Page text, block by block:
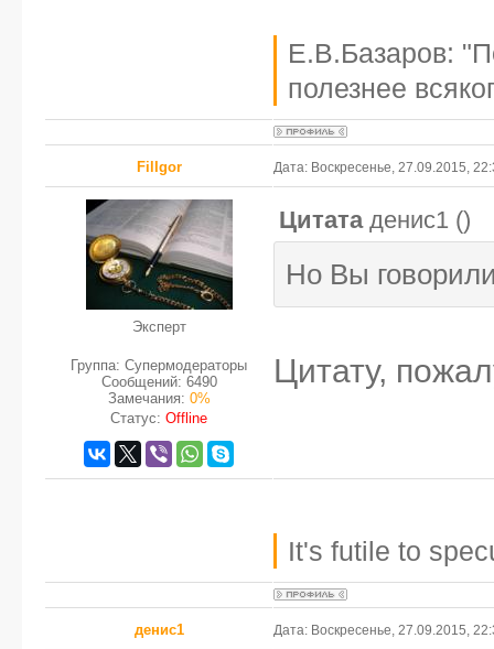
Е.В.Базаров:
полезнее
FilIgor Дата: Воскресенье, 27.09.2015,
Эксперт
Группа: Супермодераторы
Сообщений: 6490
Замечания: 0%
Статус: Offline
Цитата денис1 ()
Но Вы
Цитату,
It's futile to
денис1 Дата: Воскресенье, 27.09.2015,